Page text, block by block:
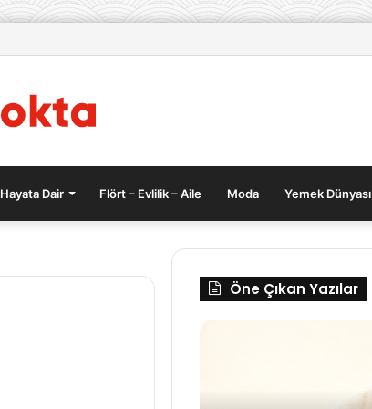
Hayata Dair Flört – Evlilik – Aile Moda Yemek Dünyası
Öne Çıkan Yazılar